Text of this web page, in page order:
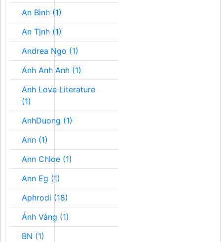
An Bình (1)
An Tịnh (1)
Andrea Ngo (1)
Anh Anh Anh (1)
Anh Love Literature
(1)
AnhDuong (1)
Ann (1)
Ann Chloe (1)
Ann Eg (1)
Aphrodi (18)
Ánh Vàng (1)
BN (1)